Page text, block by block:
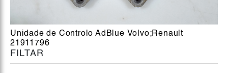
FILTAR
Unidade de Controlo AdBlue Volvo;Renault
21911796